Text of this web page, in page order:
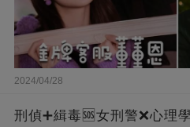
2024/04/28
刑偵➕緝毒🆘女刑警❌心理